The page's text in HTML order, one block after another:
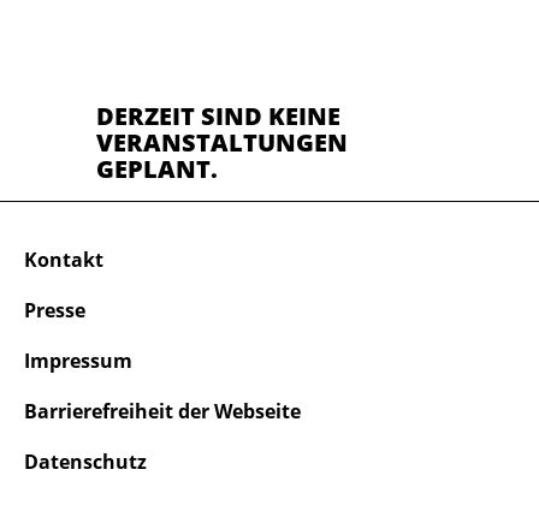
DERZEIT SIND KEINE
VERANSTALTUNGEN
GEPLANT.
Kontakt
Presse
Impressum
Barrierefreiheit der Webseite
Datenschutz